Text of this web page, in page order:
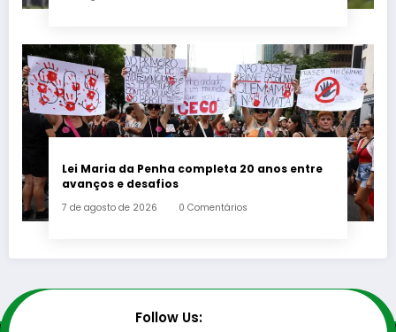
Lei Maria da Penha completa 20 anos entre
avanços e desafios
7 de agosto de 2026 0 Comentários
Follow Us: